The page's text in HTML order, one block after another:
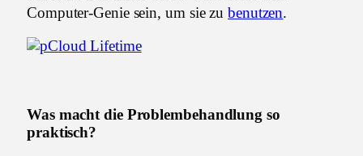
Computer-Genie sein, um sie zubenutzen.
Was macht die Problembehandlung so
praktisch?